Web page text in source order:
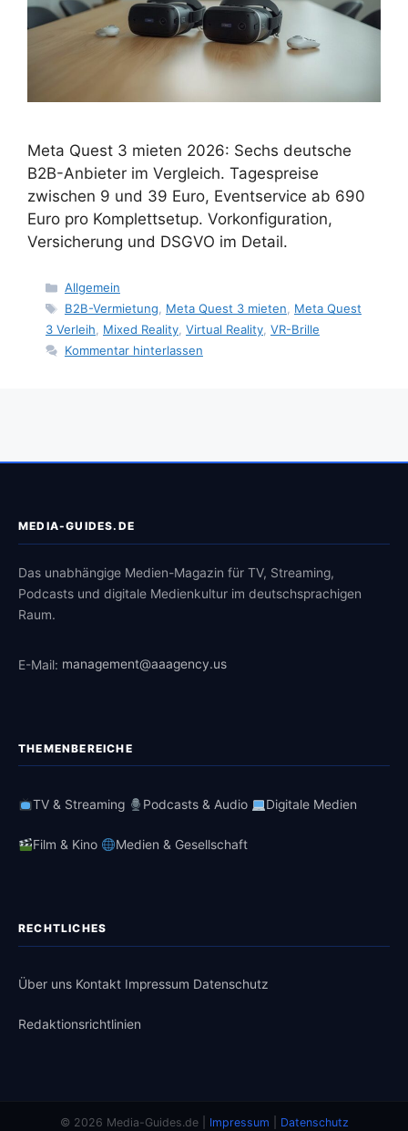
Meta Quest 3 mieten 2026: Sechs deutsche
B2B-Anbieter im Vergleich. Tagespreise
zwischen 9 und 39 Euro, Eventservice ab 690
Euro pro Komplettsetup. Vorkonfiguration,
Versicherung und DSGVO im Detail.
Kategorien
Allgemein
Schlagwörter
B2B-Vermietung, Meta Quest 3 mieten, Meta Quest
3 Verleih, Mixed Reality, Virtual Reality, VR-Brille
Kommentar hinterlassen
MEDIA-GUIDES.DE
Das unabhängige Medien-Magazin für TV, Streaming,
Podcasts und digitale Medienkultur im deutschsprachigen
Raum.
E-Mail: management@aaagency.us
THEMENBEREICHE
TV & Streaming Podcasts & Audio Digitale Medien
Film & Kino Medien & Gesellschaft
RECHTLICHES
Über uns Kontakt Impressum Datenschutz
Redaktionsrichtlinien
© 2026 Media-Guides.de | Impressum Datenschutz